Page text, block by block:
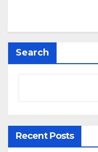
Search
Recent Posts